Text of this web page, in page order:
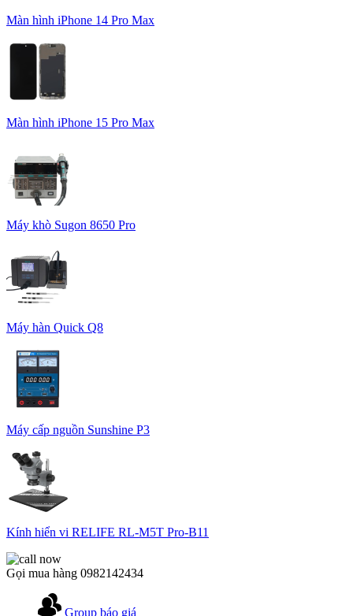
Màn hình iPhone 14 Pro Max
Màn hình iPhone 15 Pro Max
Máy khò Sugon 8650 Pro
Máy hàn Quick Q8
Máy cấp nguồn Sunshine P3
Kính hiển vi RELIFE RL-M5T Pro-B11
Gọi mua hàng 0982142434
Group báo giá